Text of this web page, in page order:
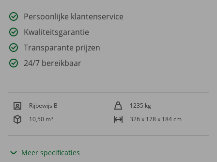
Persoonlijke klantenservice
Kwaliteitsgarantie
Transparante prijzen
24/7 bereikbaar
Rijbewijs B
1235 kg
10,50 m³
326 x 178 x 184 cm
Meer specificaties